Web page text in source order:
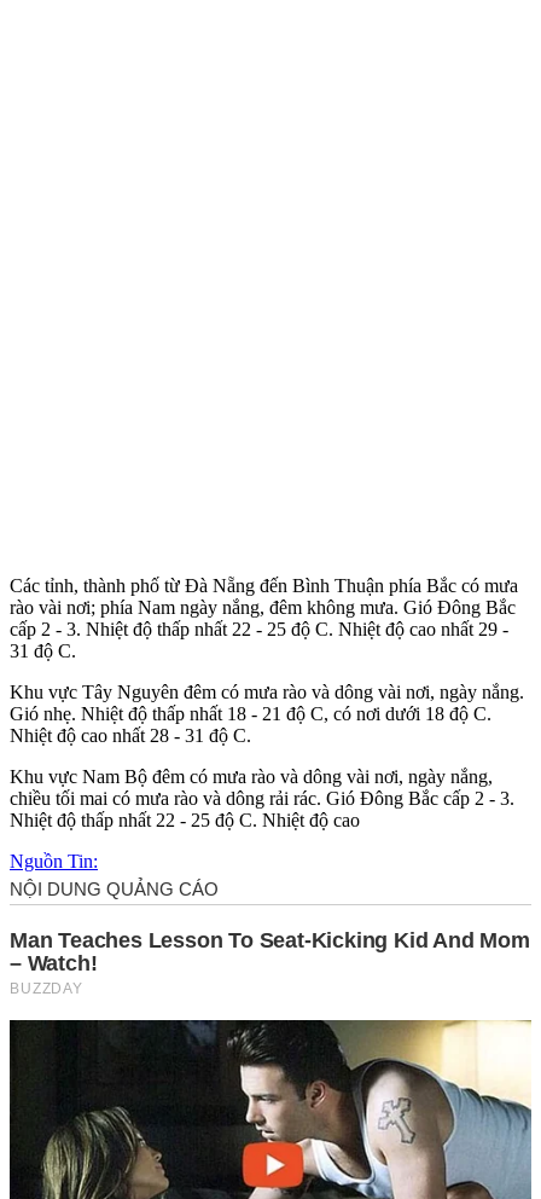
Các tỉnh, thành phố từ Đà Nẵng đến Bình Thuận phía Bắc có mưa
rào vài nơi; phía Nam ngày nắng, đêm không mưa. Gió Đông Bắc
cấp 2 - 3. Nhiệt độ thấp nhất 22 - 25 độ C. Nhiệt độ cao nhất 29 -
31 độ C.
Khu vực Tây Nguyên đêm có mưa rào và dông vài nơi, ngày nắng.
Gió nhẹ. Nhiệt độ thấp nhất 18 - 21 độ C, có nơi dưới 18 độ C.
Nhiệt độ cao nhất 28 - 31 độ C.
Khu vực Nam Bộ đêm có mưa rào và dông vài nơi, ngày nắng,
chiều tối mai có mưa rào và dông rải rác. Gió Đông Bắc cấp 2 - 3.
Nhiệt độ thấp nhất 22 - 25 độ C. Nhiệt độ cao
Nguồn Tin: